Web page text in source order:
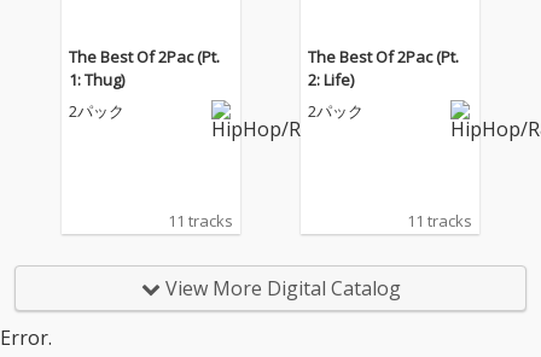
The Best Of 2Pac (Pt.
1: Thug)
2パック
11 tracks
The Best Of 2Pac (Pt.
2: Life)
2パック
11 tracks
View More Digital Catalog
Error.